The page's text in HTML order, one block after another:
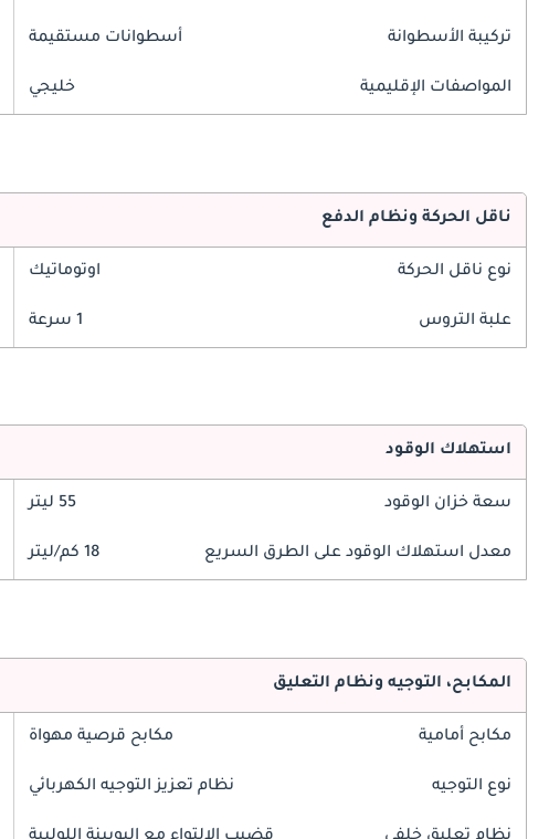
تركيبة الأسطوانة أسطوانات مستقيمة
المواصفات الإقليمية خليجي
ناقل الحركة ونظام الدفع
نوع ناقل الحركة اوتوماتيك
علبة التروس 1 سرعة
استهلاك الوقود
سعة خزان الوقود 55 ليتر
معدل استهلاك الوقود على الطرق السريع 18 كم/ليتر
المكابح، التوجيه ونظام التعليق
مكابح أمامية مكابح قرصية مهواة
نوع التوجيه نظام تعزيز التوجيه الكهربائي